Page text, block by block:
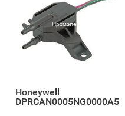
Honeywell
DPRCAN0005NG0000A5